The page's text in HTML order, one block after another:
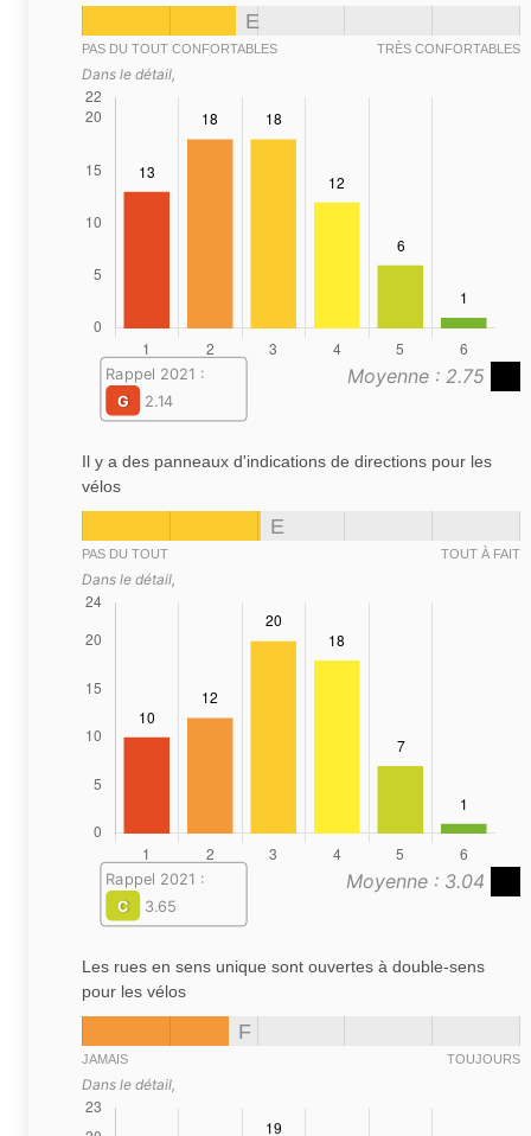
E
PAS DU TOUT CONFORTABLES TRÈS CONFORTABLES
Dans le détail,
Moyenne : 2.75
Rappel 2021 :
G
2.14
Il y a des panneaux d'indications de directions pour les
vélos
E
PAS DU TOUT TOUT À FAIT
Dans le détail,
Moyenne : 3.04
Rappel 2021 :
C
3.65
Les rues en sens unique sont ouvertes à double-sens
pour les vélos
F
JAMAIS TOUJOURS
Dans le détail,